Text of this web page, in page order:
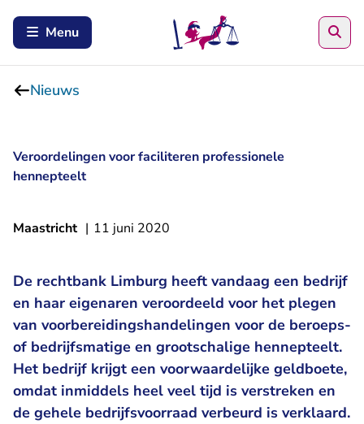
Menu
Nieuws
Veroordelingen voor faciliteren professionele
hennepteelt
Maastricht | 11 juni 2020
De rechtbank Limburg heeft vandaag een bedrijf
en haar eigenaren veroordeeld voor het plegen
van voorbereidingshandelingen voor de beroeps-
of bedrijfsmatige en grootschalige hennepteelt.
Het bedrijf krijgt een voorwaardelijke geldboete,
omdat inmiddels heel veel tijd is verstreken en
de gehele bedrijfsvoorraad verbeurd is verklaard.